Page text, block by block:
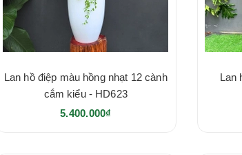
Lan hồ điệp màu hồng nhạt 12 cành
cắm kiểu - HD623
5.400.000₫
Lan